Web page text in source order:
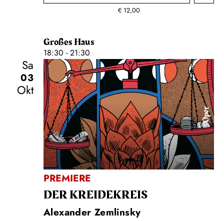
€ 12,00
Großes Haus
18:30 - 21:30
Sa
03
Okt
Oper
PREMIERE
DER KREIDE­KREIS
Alexander Zemlinsky